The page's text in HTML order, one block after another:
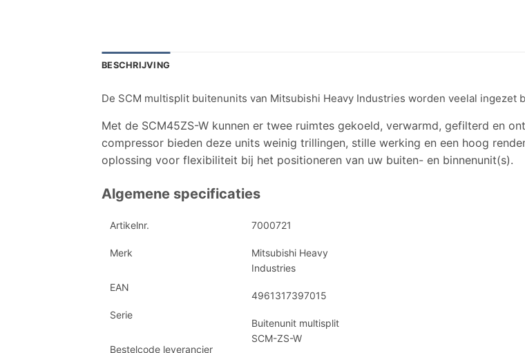
BESCHRIJVING
De SCM multisplit buitenunits van Mitsubishi Heavy Industries worden veelal ingezet
Met de SCM45ZS-W kunnen er twee ruimtes gekoeld, verwarmd, gefilterd en
compressor bieden deze units weinig trillingen, stille werking en een hoog
oplossing voor flexibiliteit bij het positioneren van uw buiten- en binnenunit(s).
Algemene specificaties
Artikelnr. 7000721
Merk
Mitsubishi Heavy
Industries
EAN
4961317397015
Serie
Buitenunit multisplit
SCM-ZS-W
Bestelcode leverancier